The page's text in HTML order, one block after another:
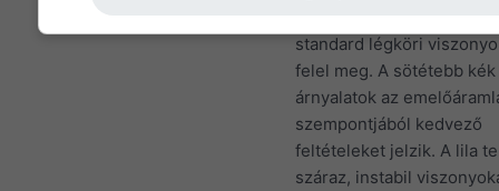
standard légköri
felel meg. A sötétebb kék
árnyalatok az
szempontjából kedvező
feltételeket jelzik. A lila
száraz, instabil